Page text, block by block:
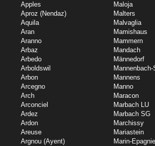
Apples
Aproz (Nendaz)
Aquila
Aran
Aranno
Arbaz
Arbedo
Arboldswil
Arbon
Arcegno
Arch
Arconciel
Ardez
Ardon
Areuse
Argnou (Ayent)
Maloja
Malters
Malvaglia
Mamishaus
Mammern
Mandach
Männedorf
Mannens
Manno
Maracon
Marbach LU
Marbach SG
Marchissy
Mariastein
Marin-